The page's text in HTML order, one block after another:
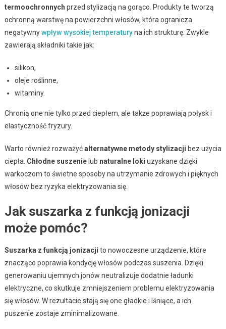
termoochronnych przed stylizacją na gorąco. Produkty te tworzą
ochronną warstwę na powierzchni włosów, która ogranicza
negatywnywpływ wysokiej temperaturyna ich strukturę. Zwykle
zawierają składniki takie jak:
silikon,
oleje roślinne,
witaminy.
Chronią one nie tylko przed ciepłem, ale także poprawiają połysk i
elastyczność fryzury.
Warto również rozważyćalternatywne metody stylizacji bez użycia
ciepła. Chłodne suszenielub naturalne loki uzyskane dzięki
warkoczom to świetne sposoby na utrzymanie zdrowych i pięknych
włosów bez ryzyka elektryzowania się.
Jak suszarka z funkcją jonizacji
może pomóc?
Suszarka z funkcją jonizacji to nowoczesne urządzenie, które
znacząco poprawia kondycję włosów podczas suszenia. Dzięki
generowaniu ujemnych jonów neutralizuje dodatnie ładunki
elektryczne, co skutkuje zmniejszeniem problemu elektryzowania
się włosów. W rezultacie stają się one gładkie i lśniące, a ich
puszenie zostaje zminimalizowane.